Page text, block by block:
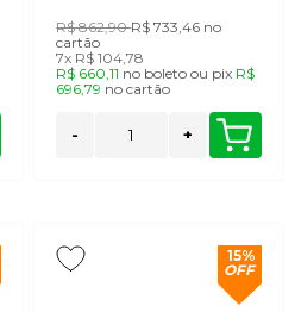
R$ 862,90R$ 733,46 no
cartão
7x R$ 104,78
R$ 660,11 no boleto ou pix R$
696,79 nocartão
- +
15%
OFF